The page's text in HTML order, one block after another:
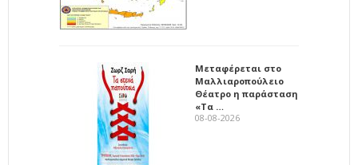
Μεταφέρεται στο
Μαλλιαροπούλειο
Θέατρο η παράσταση
«Τα …
08-08-2026